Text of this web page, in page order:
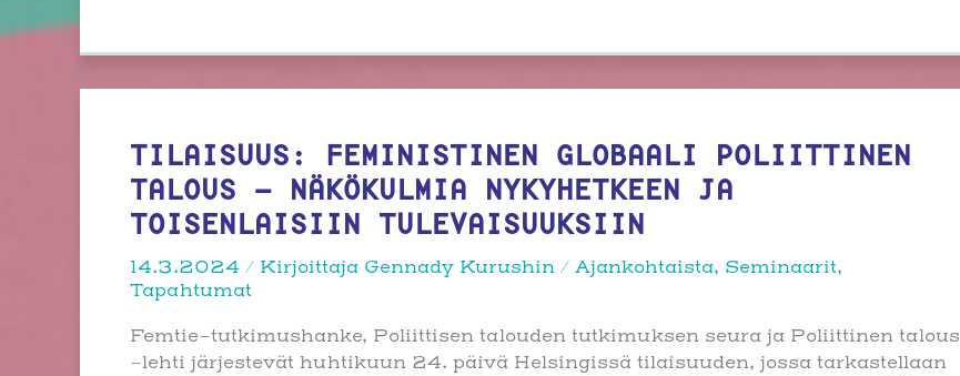
TILAISUUS: FEMINISTINEN GLOBAALI POLIITTINEN
TALOUS – NÄKÖKULMIA NYKYHETKEEN JA
TOISENLAISIIN TULEVAISUUKSIIN
14.3.2024 / Kirjoittaja Gennady Kurushin / Ajankohtaista, Seminaarit,
Tapahtumat
Femtie-tutkimushanke, Poliittisen talouden tutkimuksen seura ja Poliittinen talous
-lehti järjestevät huhtikuun 24. päivä Helsingissä tilaisuuden, jossa tarkastellaan